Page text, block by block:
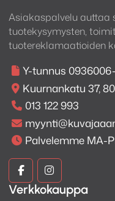
Asiakaspalvelu auttaa
tuotekysymysten,
tuotereklamaatioiden
Y-tunnus
Kuurnankatu 37,
013 122 993
Palvelemme MA-
Kuva
ja
Kuva
ja
Verkkokauppa